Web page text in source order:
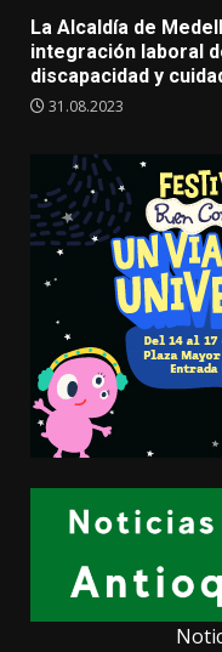
La Alcaldía de
integración laboral
discapacidad y
31.08.2023